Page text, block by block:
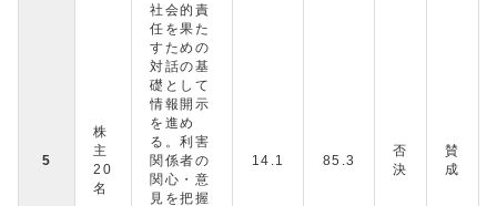
5
株
主
20
名
社会的責
任を果た
すための
対話の基
礎として
情報開示
を進め
る。利害
関係者の
関心・意
見を把握
14.1 85.3
否
決
賛
成